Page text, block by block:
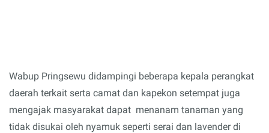
Wabup Pringsewu didampingi beberapa kepala perangkat
daerah terkait serta camat dan kapekon setempat juga
mengajak masyarakat dapat menanam tanaman yang
tidak disukai oleh nyamuk seperti serai dan lavender di